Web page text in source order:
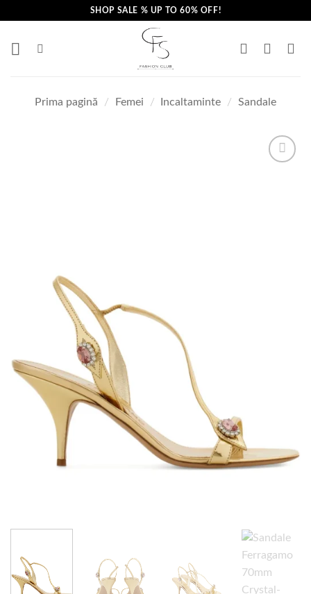
content
SHOP SALE % UP TO 60% OFF!
Prima pagină / Femei / Incaltaminte / Sandale